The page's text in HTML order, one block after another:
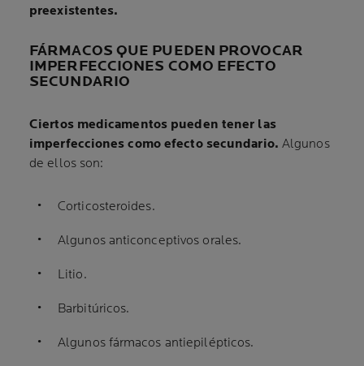
preexistentes.
FÁRMACOS QUE PUEDEN PROVOCAR
IMPERFECCIONES COMO EFECTO
SECUNDARIO
Ciertos medicamentos pueden tener las
imperfecciones como efecto secundario. Algunos
de ellos son:
Corticosteroides.
Algunos anticonceptivos orales.
Litio.
Barbitúricos.
Algunos fármacos antiepilépticos.